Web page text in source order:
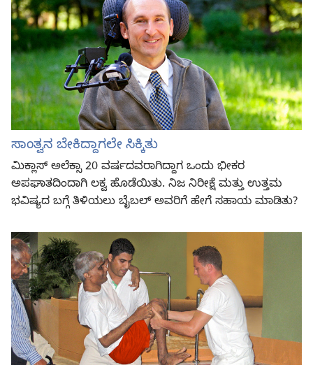
ಸಾಂತ್ವನ ಬೇಕಿದ್ದಾಗಲೇ ಸಿಕ್ಕಿತು
ಮಿಕ್ಲಾಸ್‌ ಅಲೆಕ್ಸಾ 20 ವರ್ಷದವರಾಗಿದ್ದಾಗ ಒಂದು ಭೀಕರ
ಅಪಘಾತದಿಂದಾಗಿ ಲಕ್ವ ಹೊಡೆಯಿತು. ನಿಜ ನಿರೀಕ್ಷೆ ಮತ್ತು ಉತ್ತಮ
ಭವಿಷ್ಯದ ಬಗ್ಗೆ ತಿಳಿಯಲು ಬೈಬಲ್‌ ಅವರಿಗೆ ಹೇಗೆ ಸಹಾಯ ಮಾಡಿತು?